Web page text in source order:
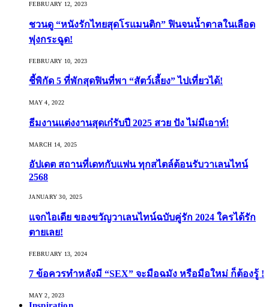
FEBRUARY 12, 2023
ชวนดู “หนังรักไทยสุดโรแมนติก” ฟินจนน้ำตาลในเลือด
พุ่งกระฉูด!
FEBRUARY 10, 2023
ชี้พิกัด 5 ที่พักสุดฟินที่พา “สัตว์เลี้ยง” ไปเที่ยวได้!
MAY 4, 2022
ธีมงานแต่งงานสุดเก๋รับปี 2025 สวย ปัง ไม่มีเอาท์!
MARCH 14, 2025
อัปเดต สถานที่เดทกับแฟน ทุกสไตล์ต้อนรับวาเลนไทน์
2568
JANUARY 30, 2025
แจกไอเดีย ของขวัญวาเลนไทน์ฉบับคู่รัก 2024 ใครได้รัก
ตายเลย!
FEBRUARY 13, 2024
7 ข้อควรทำหลังมี “SEX” จะมือฉมัง หรือมือใหม่ ก็ต้องรู้ !
MAY 2, 2023